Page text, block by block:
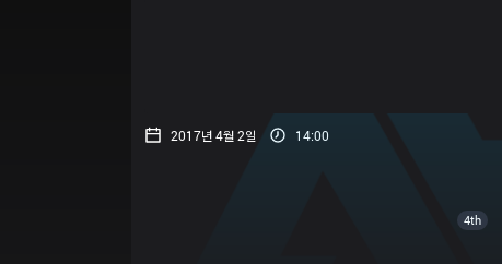
2017년 4월 2일 14:00
4th